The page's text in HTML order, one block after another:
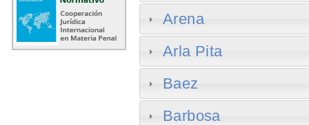
Arena
Arla Pita
Baez
Barbosa